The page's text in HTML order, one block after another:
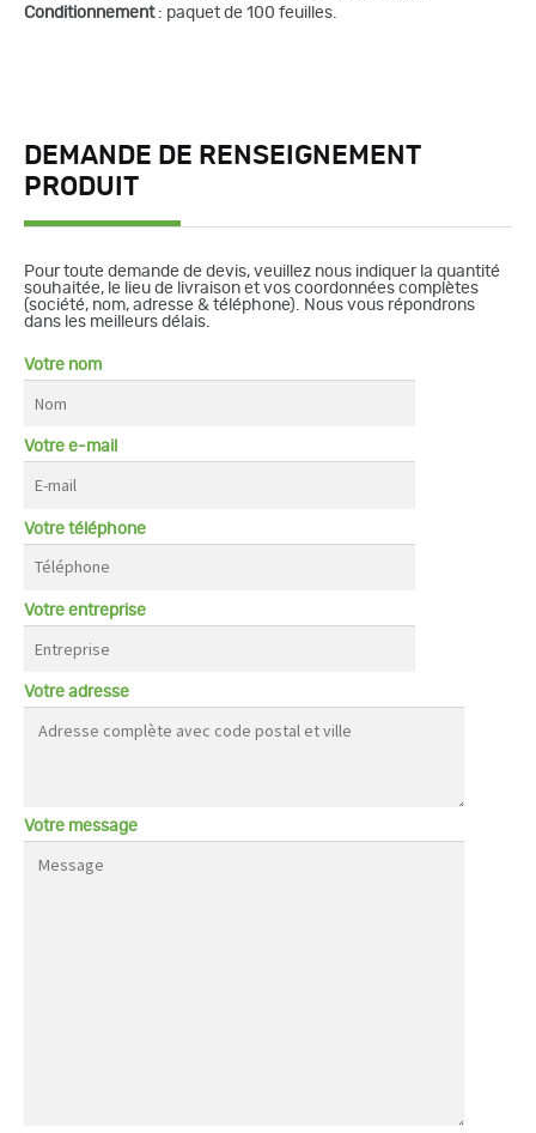
Conditionnement: paquet de 100 feuilles.
DEMANDE DE RENSEIGNEMENT
PRODUIT
Pour toute demande de devis, veuillez nous indiquer la quantité
souhaitée, le lieu de livraison et vos coordonnées complètes
(société, nom, adresse & téléphone). Nous vous répondrons
dans les meilleurs délais.
Votre nom
Votre e-mail
Votre téléphone
Votre entreprise
Votre adresse
Votre message